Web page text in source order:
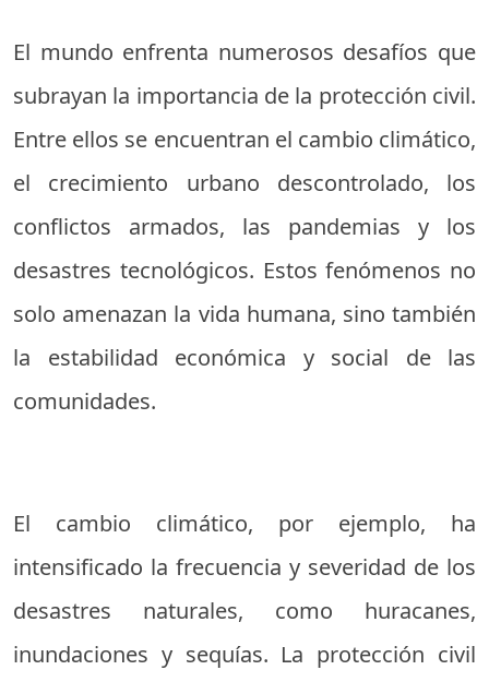
El mundo enfrenta numerosos desafíos que
subrayan la importancia de la protección civil.
Entre ellos se encuentran el cambio climático,
el crecimiento urbano descontrolado, los
conflictos armados, las pandemias y los
desastres tecnológicos. Estos fenómenos no
solo amenazan la vida humana, sino también
la estabilidad económica y social de las
comunidades.
El cambio climático, por ejemplo, ha
intensificado la frecuencia y severidad de los
desastres naturales, como huracanes,
inundaciones y sequías. La protección civil